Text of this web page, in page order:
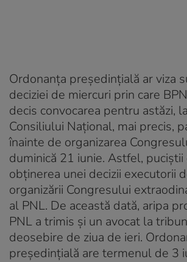
Ordonanța președințială ar viza
deciziei de miercuri prin care
decis convocarea pentru astăzi,
Consiliului Național, mai precis,
înainte de organizarea
duminică 21 iunie. Astfel,
obținerea unei decizii executorii
organizării Congresului
al PNL. De această dată, aripa
PNL a trimis și un avocat la
deosebire de ziua de ieri.
președințială are termenul de 3